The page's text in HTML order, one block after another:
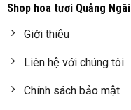
Shop hoa tươi Quảng Ngãi
Giới thiệu
Liên hệ với chúng tôi
Chính sách bảo mật